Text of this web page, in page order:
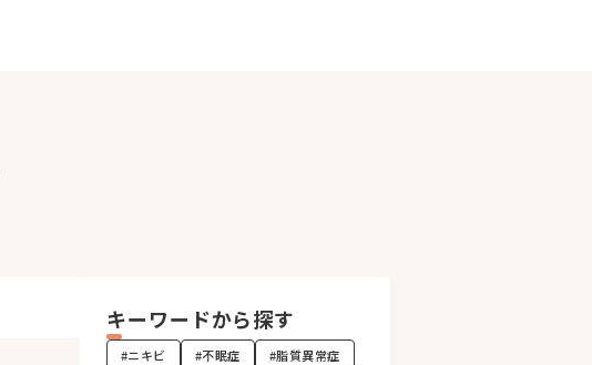
キーワードから探す
#ニキビ #不眠症
#脂質異常症